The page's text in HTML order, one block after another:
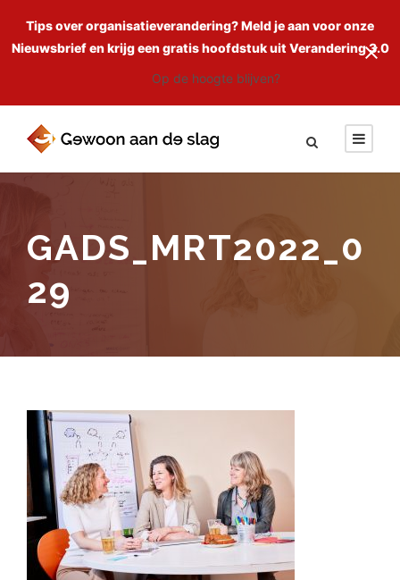
Tips over organisatieverandering? Meld je aan voor onze
Nieuwsbrief en krijg een gratis hoofdstuk uit Verandering 3.0
Op de hoogte blijven?
GADS_MRT2022_0
29